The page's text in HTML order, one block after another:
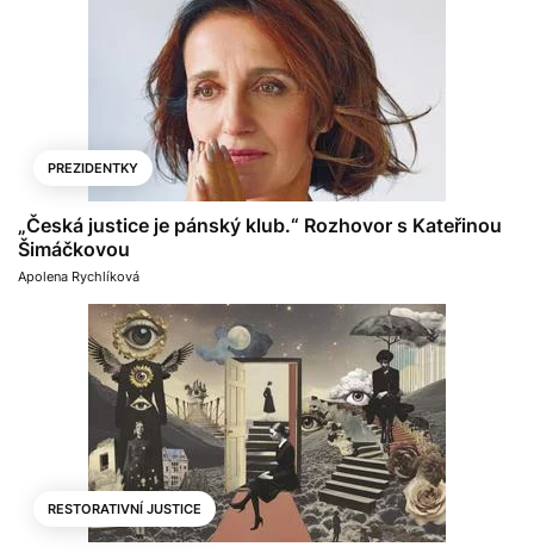
PREZIDENTKY
„Česká justice je pánský klub.“ Rozhovor s Kateřinou
Šimáčkovou
Apolena Rychlíková
RESTORATIVNÍ JUSTICE